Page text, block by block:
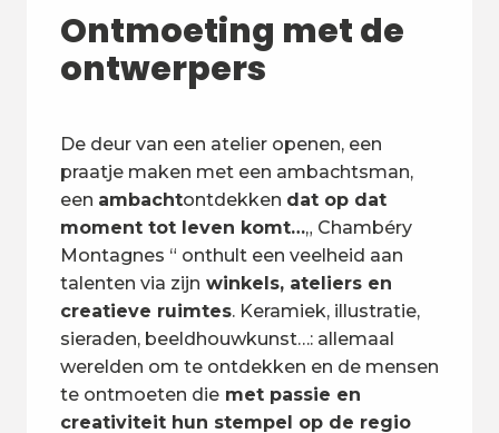
Ontmoeting met de
ontwerpers
De deur van een atelier openen, een
praatje maken met een ambachtsman,
een ambachtontdekken dat op dat
moment tot leven komt…„ Chambéry
Montagnes “ onthult een veelheid aan
talenten via zijn winkels, ateliers en
creatieve ruimtes. Keramiek, illustratie,
sieraden, beeldhouwkunst…: allemaal
werelden om te ontdekken en de mensen
te ontmoeten die met passie en
creativiteit hun stempel op de regio